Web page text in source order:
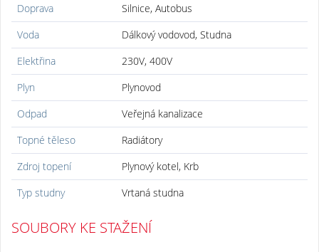
Doprava
Silnice, Autobus
Voda
Dálkový vodovod, Studna
Elektřina
230V, 400V
Plyn
Plynovod
Odpad
Veřejná kanalizace
Topné těleso
Radiátory
Zdroj topení
Plynový kotel, Krb
Typ studny
Vrtaná studna
SOUBORY KE STAŽENÍ